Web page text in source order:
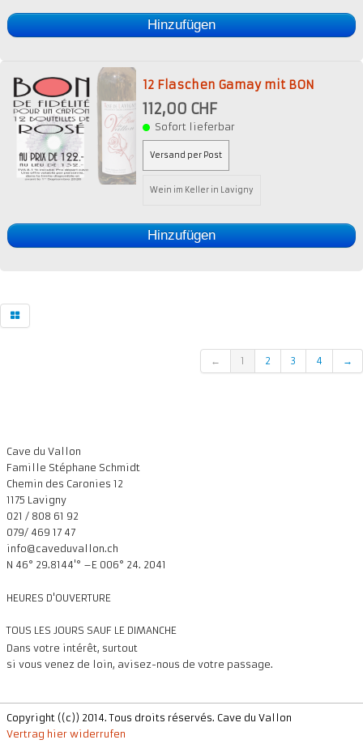
Hinzufügen
12 Flaschen Gamay mit BON
112,00 CHF
Sofort lieferbar
Versand per Post
Wein im Keller in Lavigny
Hinzufügen
← 1 2 3 4 →
Cave du Vallon
Famille Stéphane Schmidt
Chemin des Caronies 12
1175 Lavigny
021 / 808 61 92
079/ 469 17 47
info@caveduvallon.ch
N 46° 29.8144'° –E 006° 24. 2041
HEURES D'OUVERTURE
TOUS LES JOURS SAUF LE DIMANCHE
Dans votre intérêt, surtout
si vous venez de loin, avisez-nous de votre passage.
Copyright ((c)) 2014. Tous droits réservés. Cave du Vallon
Vertrag hier widerrufen